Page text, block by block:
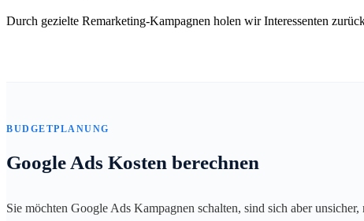
Durch gezielte Remarketing-Kampagnen holen wir Interessenten
BUDGETPLANUNG
Google Ads Kosten berechnen
Sie möchten Google Ads Kampagnen schalten, sind sich aber